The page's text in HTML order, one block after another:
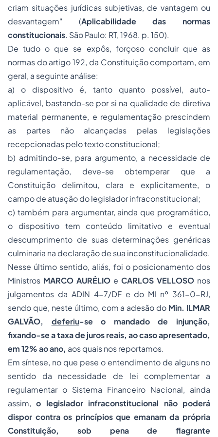
criam situações jurídicas subjetivas, de vantagem ou
desvantagem" (Aplicabilidade das normas
constitucionais. São Paulo: RT, 1968. p. 150).
De tudo o que se expôs, forçoso concluir que as
normas do artigo 192, da Constituição comportam, em
geral, a seguinte análise:
a) o dispositivo é, tanto quanto possível, auto-
aplicável, bastando-se por si na qualidade de diretiva
material permanente, e regulamentação prescindem
as partes não alcançadas pelas legislações
recepcionadas pelo texto constitucional;
b) admitindo-se, para argumento, a necessidade de
regulamentação, deve-se obtemperar que a
Constituição delimitou, clara e explicitamente, o
campo de atuação do legislador infraconstitucional;
c) também para argumentar, ainda que programático,
o dispositivo tem conteúdo limitativo e eventual
descumprimento de suas determinações genéricas
culminaria na declaração de sua inconstitucionalidade.
Nesse último sentido, aliás, foi o posicionamento dos
Ministros MARCO AURÉLIO e CARLOS VELLOSO nos
julgamentos da ADIN 4-7/DF e do MI nº 361-0-RJ,
sendo que, neste último, com a adesão do Min. ILMAR
GALVÃO, deferiu-se o mandado de injunção,
fixando-se a taxa de juros reais, ao caso apresentado,
em 12% ao ano, aos quais nos reportamos.
Em síntese, no que pese o entendimento de alguns no
sentido da necessidade de lei complementar a
regulamentar o Sistema Financeiro Nacional, ainda
assim, o legislador infraconstitucional não poderá
dispor contra os princípios que emanam da própria
Constituição, sob pena de flagrante